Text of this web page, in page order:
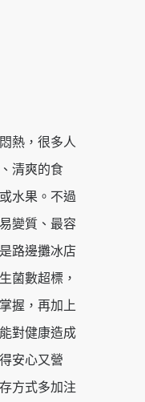
熱，很多人
清爽的食
水果。不過
變質、最容
路邊攤冰店
菌數超標，
握，再加上
對健康造成
安心又營
方式多加注